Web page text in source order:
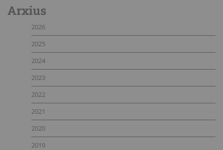
Arxius
2026
2025
2024
2023
2022
2021
2020
2019